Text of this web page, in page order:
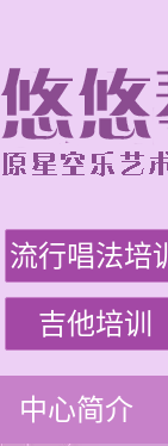
流行唱法培训
吉他培训
中心简介